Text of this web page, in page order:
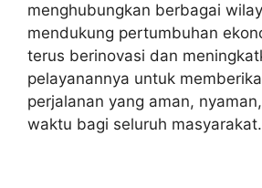
menghubungkan berbagai
mendukung pertumbuhan
terus berinovasi dan
pelayanannya untuk
perjalanan yang aman,
waktu bagi seluruh masyarakat.